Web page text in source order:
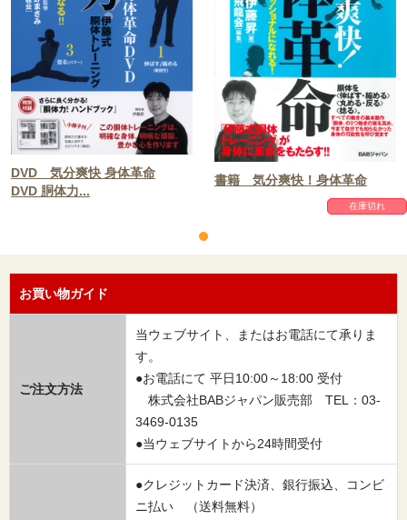
DVD 気分爽快 身体革命
DVD 胴体力...
書籍 気分爽快！身体革命
在庫切れ
お買い物ガイド
ご注文方法
当ウェブサイト、またはお電話にて承りま
す。
●お電話にて 平日10:00～18:00 受付
株式会社BABジャパン販売部 TEL：03-
3469-0135
●当ウェブサイトから24時間受付
●クレジットカード決済、銀行振込、コンビ
ニ払い （送料無料）